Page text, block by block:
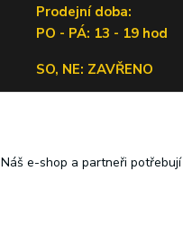
Prodejní doba:
PO - PÁ: 13 - 19 hod
SO, NE: ZAVŘENO
Náš e-shop a partneři potřebují